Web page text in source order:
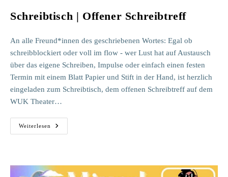
Schreibtisch | Offener Schreibtreff
An alle Freund*innen des geschriebenen Wortes: Egal ob
schreibblockiert oder voll im flow - wer Lust hat auf Austausch
über das eigene Schreiben, Impulse oder einfach einen festen
Termin mit einem Blatt Papier und Stift in der Hand, ist herzlich
eingeladen zum Schreibtisch, dem offenen Schreibtreff auf dem
WUK Theater…
Weiterlesen
Schreibtisch
|